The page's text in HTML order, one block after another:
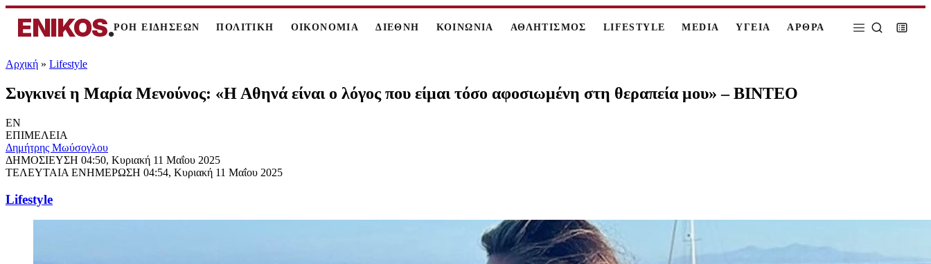
ENIKOS.ΡΟΗ ΕΙΔΗΣΕΩΝ ΠΟΛΙΤΙΚΗ ΟΙΚΟΝΟΜΙΑ ΔΙΕΘΝΗ ΚΟΙΝΩΝΙΑ ΑΘΛΗΤΙΣΜΟΣ LIFESTYLE MEDIA ΥΓΕΙΑ ΑΡΘΡΑ
Αρχική » Lifestyle
Συγκινεί η Μαρία Μενούνος: «Η Αθηνά είναι ο λόγος που είμαι τόσο αφοσιωμένη στη θεραπεία μου» – ΒΙΝΤΕΟ
EN
ΕΠΙΜΕΛΕΙΑ
Δημήτρης Μωύσογλου
ΔΗΜΟΣΙΕΥΣΗ 04:50, Κυριακή 11 Μαΐου 2025
ΤΕΛΕΥΤΑΙΑ ΕΝΗΜΕΡΩΣΗ 04:54, Κυριακή 11 Μαΐου 2025
Lifestyle